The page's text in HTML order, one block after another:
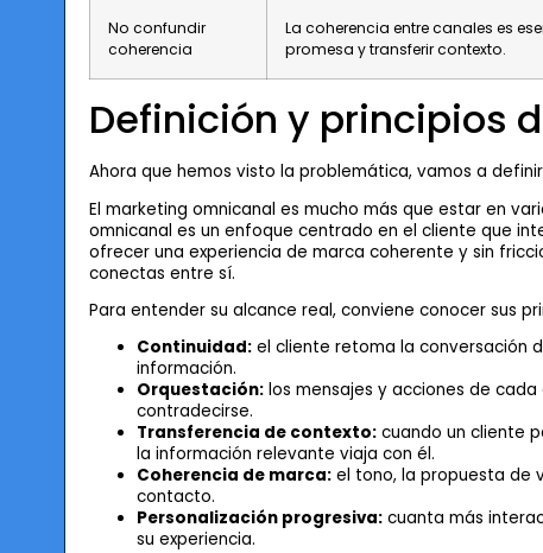
No confundir
coherencia
La coherencia entre canales es
promesa y transferir contexto.
Definición y principios
Ahora que hemos visto la problemática, vamos a
El marketing omnicanal es mucho más que estar en
omnicanal es un enfoque centrado en el cliente que
ofrecer una experiencia de marca coherente y sin
conectas entre sí.
Para entender su alcance real, conviene conocer sus
Continuidad:el cliente retoma la conversación
información.
Orquestación:los mensajes y acciones de
contradecirse.
Transferencia de contexto:cuando un cliente
la información relevante viaja con él.
Coherencia de marca:el tono, la propuesta de
contacto.
Personalización progresiva:cuanta más
su experiencia.